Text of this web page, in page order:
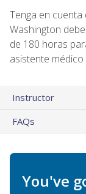
Tenga en
Washington
de 180 horas
asistente
Instructor
FAQs
You've